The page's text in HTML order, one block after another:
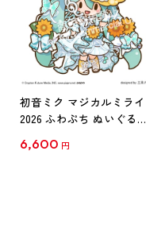
初音ミク マジカルミライ
2026 ふわぷち ぬいぐるみ
6,600 円